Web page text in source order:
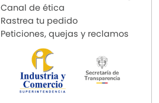
Canal de ética
Rastrea tu pedido
Peticiones, quejas y reclamos